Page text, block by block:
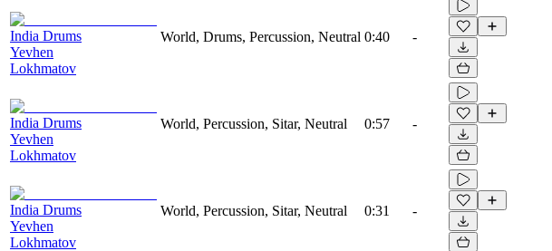
India Drums
Yevhen
Lokhmatov
World, Drums, Percussion, Neutral 0:40 -
India Drums
Yevhen
Lokhmatov
World, Percussion, Sitar, Neutral 0:57 -
India Drums
Yevhen
Lokhmatov
World, Percussion, Sitar, Neutral 0:31 -